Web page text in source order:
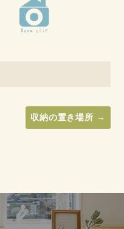
収納の置き場所 →